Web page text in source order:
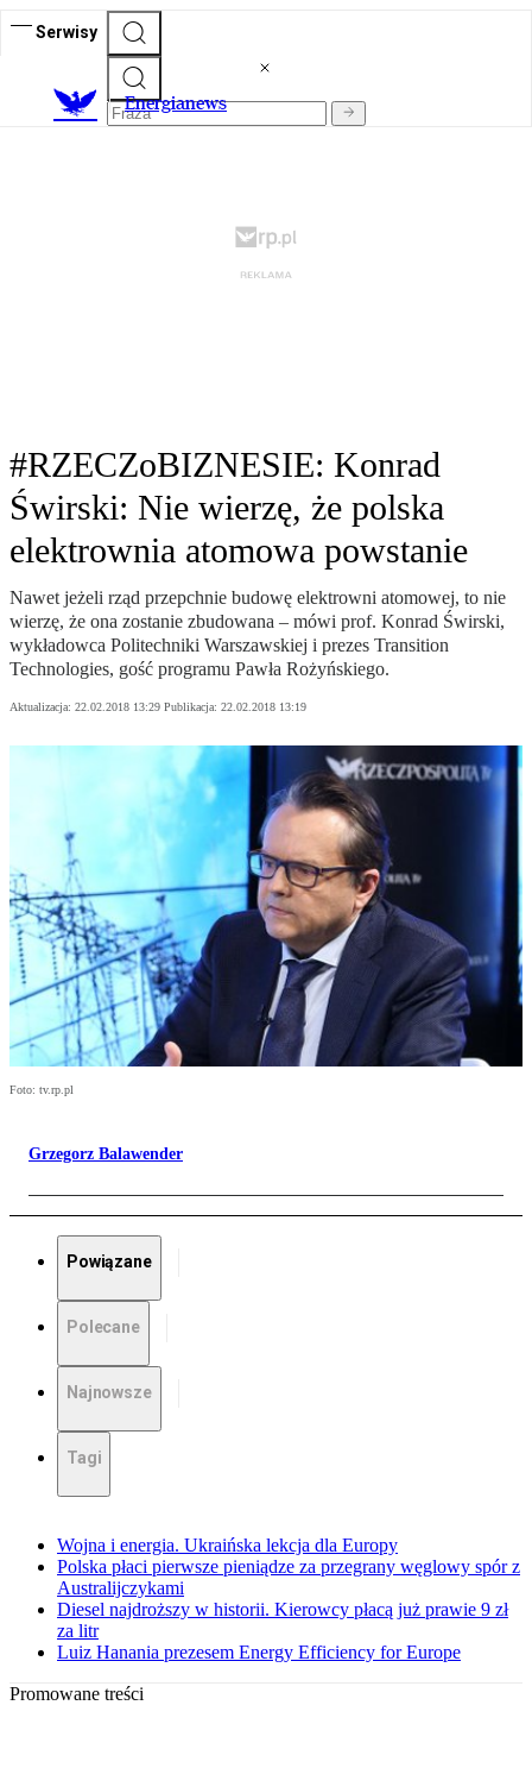
Serwisy
Energianews
#RZECZoBIZNESIE: Konrad
Świrski: Nie wierzę, że polska
elektrownia atomowa powstanie
Nawet jeżeli rząd przepchnie budowę elektrowni atomowej, to nie
wierzę, że ona zostanie zbudowana – mówi prof. Konrad Świrski,
wykładowca Politechniki Warszawskiej i prezes Transition
Technologies, gość programu Pawła Rożyńskiego.
Aktualizacja: 22.02.2018 13:29 Publikacja: 22.02.2018 13:19
Foto: tv.rp.pl
Grzegorz Balawender
Powiązane
Polecane
Najnowsze
Tagi
Wojna i energia. Ukraińska lekcja dla Europy
Polska płaci pierwsze pieniądze za przegrany węglowy spór z
Australijczykami
Diesel najdroższy w historii. Kierowcy płacą już prawie 9 zł
za litr
Luiz Hanania prezesem Energy Efficiency for Europe
Promowane treści